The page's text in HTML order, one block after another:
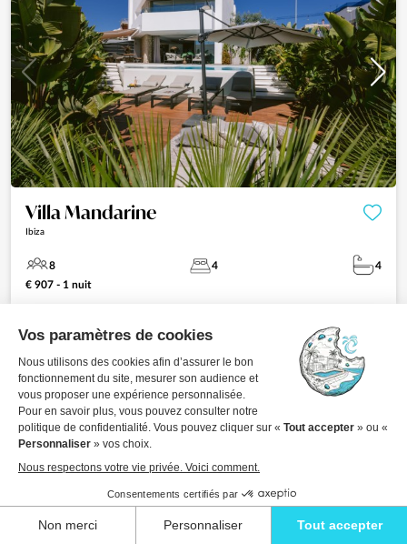
Villa Mandarine
Ibiza
8 4
4
€ 907 - 1 nuit